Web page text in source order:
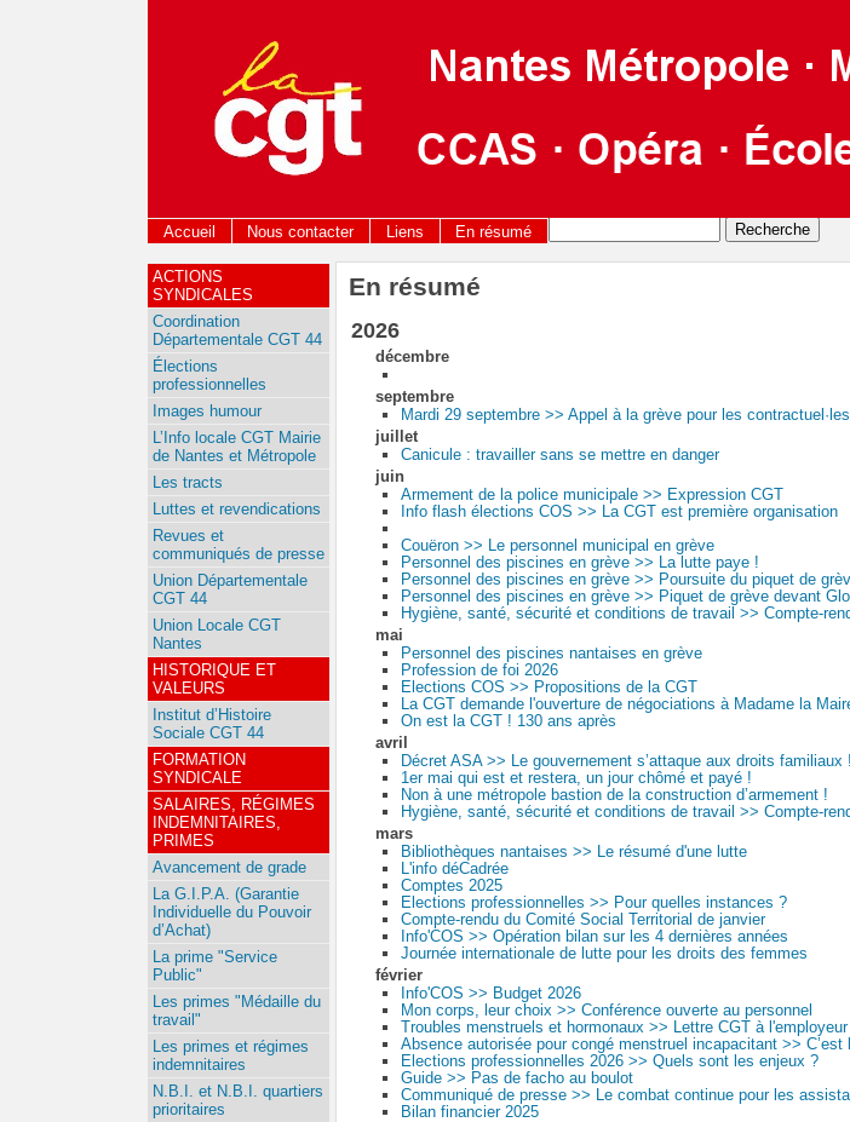
Accueil Nous contacter Liens En résumé
En résumé
2026
décembre
septembre
Mardi 29 septembre >> Appel à la grève pour les
juillet
Canicule : travailler sans se mettre en danger
juin
Armement de la police municipale >> Expression CGT
Info flash élections COS >> La CGT est première organisation
Couëron >> Le personnel municipal en grève
Personnel des piscines en grève >> La lutte paye !
Personnel des piscines en grève >> Poursuite du piquet de
Personnel des piscines en grève >> Piquet de grève devant
Hygiène, santé, sécurité et conditions de travail >> Compte-
mai
Personnel des piscines nantaises en grève
Profession de foi 2026
Elections COS >> Propositions de la CGT
La CGT demande l'ouverture de négociations à Madame la
On est la CGT ! 130 ans après
avril
Décret ASA >> Le gouvernement s’attaque aux droits familiaux !
1er mai qui est et restera, un jour chômé et payé !
Non à une métropole bastion de la construction d’armement !
Hygiène, santé, sécurité et conditions de travail >> Compte-
mars
Bibliothèques nantaises >> Le résumé d'une lutte
L'info déCadrée
Comptes 2025
Elections professionnelles >> Pour quelles instances ?
Compte-rendu du Comité Social Territorial de janvier
Info'COS >> Opération bilan sur les 4 dernières années
Journée internationale de lutte pour les droits des femmes
février
Info'COS >> Budget 2026
Mon corps, leur choix >> Conférence ouverte au personnel
Troubles menstruels et hormonaux >> Lettre CGT à l'employeur
Absence autorisée pour congé menstruel incapacitant >> C’est
Elections professionnelles 2026 >> Quels sont les enjeux ?
Guide >> Pas de facho au boulot
Communiqué de presse >> Le combat continue pour les
Bilan financier 2025
ACTIONS
SYNDICALES
Coordination
Départementale CGT 44
Élections
professionnelles
Images humour
L’Info locale CGT Mairie
de Nantes et Métropole
Les tracts
Luttes et revendications
Revues et
communiqués de presse
Union Départementale
CGT 44
Union Locale CGT
Nantes
HISTORIQUE ET
VALEURS
Institut d’Histoire
Sociale CGT 44
FORMATION
SYNDICALE
SALAIRES, RÉGIMES
INDEMNITAIRES,
PRIMES
Avancement de grade
La G.I.P.A. (Garantie
Individuelle du Pouvoir
d’Achat)
La prime "Service
Public"
Les primes "Médaille du
travail"
Les primes et régimes
indemnitaires
N.B.I. et N.B.I. quartiers
prioritaires